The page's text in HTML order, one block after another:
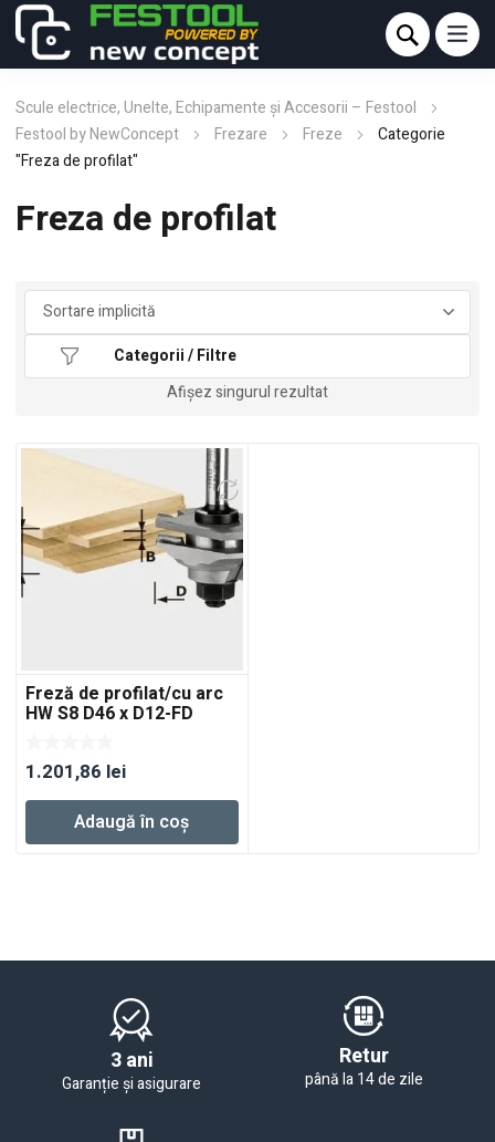
Scule electrice, Unelte, Echipamente și Accesorii – Festool
Festool by NewConcept
Frezare Freze
Categorie
"Freza de profilat"
Freza de profilat
Afișez singurul rezultat
Categorii / Filtre
Freză de profilat/cu arc
HW S8 D46 x D12-FD
1.201,86 lei
Adaugă în coș
3 ani
Garanție și asigurare
Retur
până la 14 de zile